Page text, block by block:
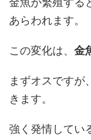
あらわれます。
この変化は、 金
まずオスですが、
きます。
強く発情してい